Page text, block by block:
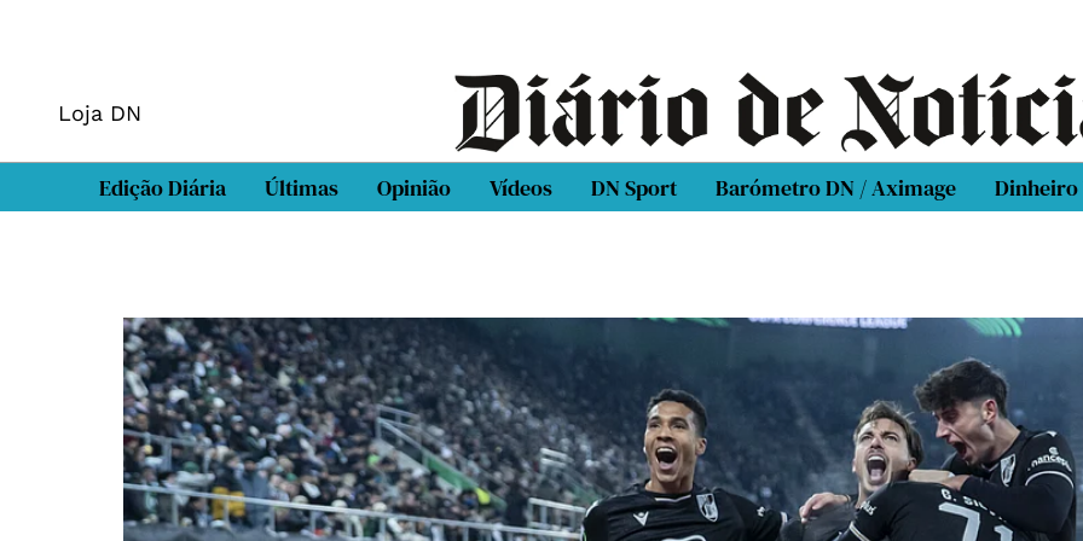
Loja DN
Edição Diária Últimas Opinião Vídeos DN Sport Barómetro DN / Aximage Dinheiro